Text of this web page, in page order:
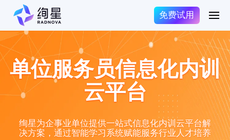
免费试用
单位服务员信息化内训
云平台
绚星为企事业单位提供一站式信息化内训云平台解
决方案，通过智能学习系统赋能服务行业人才培养